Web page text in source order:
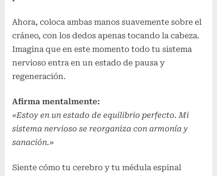
Ahora, coloca ambas manos suavemente sobre el
cráneo, con los dedos apenas tocando la cabeza.
Imagina que en este momento todo tu sistema
nervioso entra en un estado de pausa y
regeneración.
Afirma mentalmente:
«Estoy en un estado de equilibrio perfecto. Mi
sistema nervioso se reorganiza con armonía y
sanación.»
Siente cómo tu cerebro y tu médula espinal